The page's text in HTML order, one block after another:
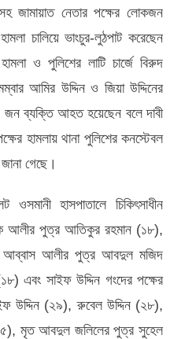
ও
মহিলাসহ
আহত
১২
:
আটক
জামায়াত নেতার পক্ষের লোকজন
চালিয়ে ভাংচুর-লুঠপাট করেছেন
ও পুলিশের লাটি চার্জে বিরুদ
আমির উদ্দিন ও জিয়া উদ্দিনের
জন ব্যক্তি আহত হয়েছেন বলে দাবী
হামলায় থানা পুলিশের কনস্টেবল
গেছে।
হাসপাতালে চিকিৎসাধীন
আলীর পুত্র আতিকুর রহমান (১৮),
আব্বাস আলীর পুত্র আবদুল মজিদ
এবং সাইফ উদ্দিন গংদের পক্ষের
উদ্দিন (২৯), রুবেল উদ্দিন (২৮),
মৃত আবদুল জলিলের পুত্র সুহেল